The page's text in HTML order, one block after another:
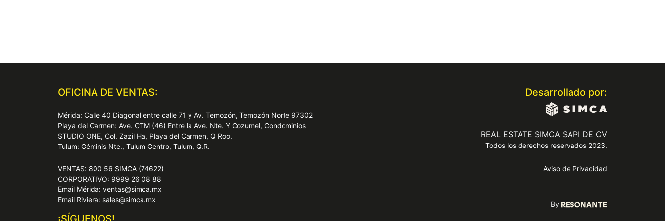
OFICINA DE VENTAS:
Mérida: Calle 40 Diagonal entre calle 71 y Av. Temozón, Temozón Norte 97302
Playa del Carmen: Ave. CTM (46) Entre la Ave. Nte. Y Cozumel, Condominios
STUDIO ONE, Col. Zazil Ha, Playa del Carmen, Q Roo.
Tulum: Géminis Nte., Tulum Centro, Tulum, Q.R.
VENTAS: 800 56 SIMCA (74622)
CORPORATIVO: 9999 26 08 88
Email Mérida: ventas@simca.mx
Email Riviera: sales@simca.mx
¡SÍGUENOS!
Desarrollado por:
REAL ESTATE SIMCA SAPI DE CV
Todos los derechos reservados 2023.
Aviso de Privacidad
By